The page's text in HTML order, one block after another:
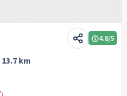
4.8/5
13.7 km